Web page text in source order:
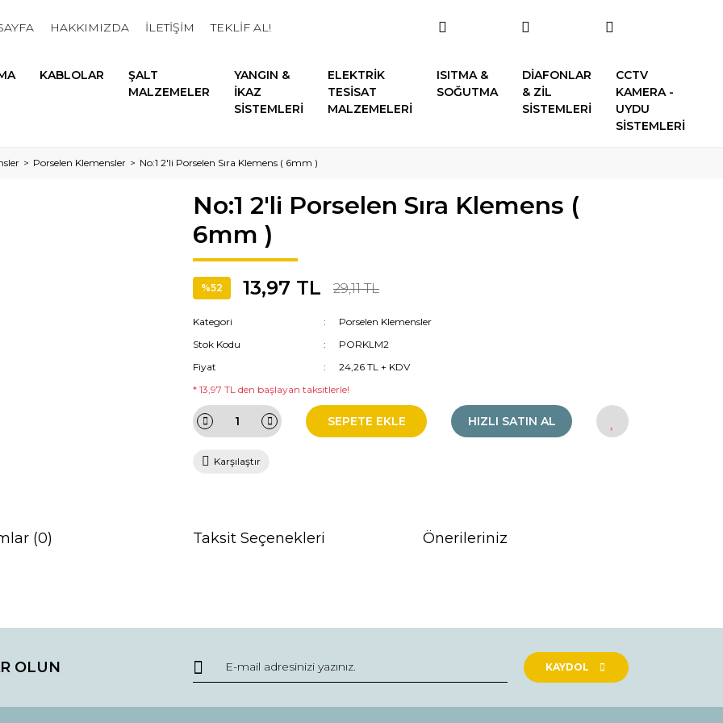
HAKKIMIZDA İLETİŞİM TEKLİF AL!
KABLOLAR
ŞALT
MALZEMELER
YANGIN &
İKAZ
SİSTEMLERİ
ELEKTRİK
TESİSAT
MALZEMELERİ
ISITMA &
SOĞUTMA
DİAFONLAR
& ZİL
SİSTEMLERİ
CCTV
KAMERA -
UYDU
SİSTEMLERİ
Porselen Klemensler No:1 2'li Porselen Sıra Klemens ( 6mm )
No:1 2'li Porselen Sıra Klemens (
6mm )
%52 13,97 TL 29,11 TL
Kategori
Porselen Klemensler
Stok Kodu
PORKLM2
Fiyat
24,26 TL + KDV
* 13,97 TL den başlayan taksitlerle!
SEPETE EKLE HIZLI SATIN AL
Karşılaştır
(0) Taksit Seçenekleri Önerileriniz
Yorum Yaz
OLUN KAYDOL